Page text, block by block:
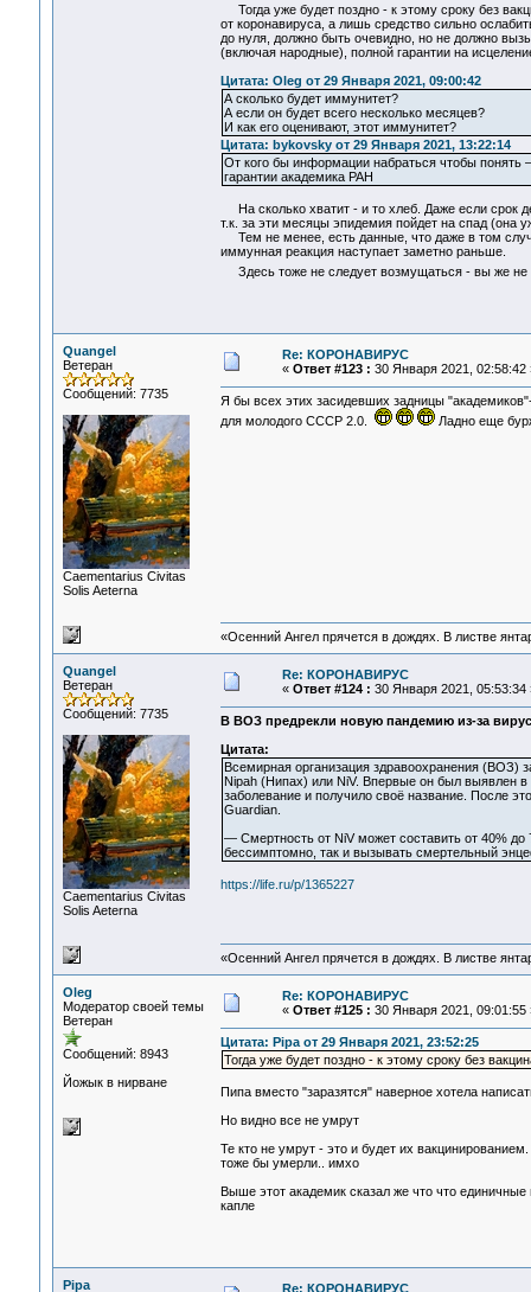
Тогда уже будет поздно - к этому сроку без
от коронавируса, а лишь средство сильно
до нуля, должно быть очевидно, но не должно
(включая народные), полной гарантии на
Цитата: Oleg от 29 Января 2021, 09:00:42
А сколько будет иммунитет?
А если он будет всего несколько месяцев?
И как его оценивают, этот иммунитет?
Цитата: bykovsky от 29 Января 2021, 13:22:14
От кого бы информации набраться чтобы понять
гарантии академика РАН
На сколько хватит - и то хлеб. Даже если срок
т.к. за эти месяцы эпидемия пойдет на спад (она
Тем не менее, есть данные, что даже в том
иммунная реакция наступает заметно раньше.
Здесь тоже не следует возмущаться - вы же не
Quangel
Ветеран
Сообщений: 7735
Сaementarius Civitas
Solis Aeterna
Re: КОРОНАВИРУС
« Ответ #123 : 30 Января 2021, 02:58:42
Я бы всех этих засидевших задницы
для молодого СССР 2.0.
Ладно еще
«Осенний Ангел прячется в дождях. В листве
Quangel
Ветеран
Сообщений: 7735
Сaementarius Civitas
Solis Aeterna
Re: КОРОНАВИРУС
« Ответ #124 : 30 Января 2021, 05:53:34
В ВОЗ предрекли новую пандемию из-за
Цитата:
Всемирная организация здравоохранения (ВОЗ)
Nipah (Нипах) или NiV. Впервые он был выявлен
заболевание и получило своё название. После
Guardian.
— Смертность от NiV может составить от 40% до
бессимптомно, так и вызывать смертельный
https://life.ru/p/1365227
«Осенний Ангел прячется в дождях. В листве
Oleg
Модератор своей темы
Ветеран
Сообщений: 8943
Йожык в нирване
Re: КОРОНАВИРУС
« Ответ #125 : 30 Января 2021, 09:01:55
Цитата: Pipa от 29 Января 2021, 23:52:25
Тогда уже будет поздно - к этому сроку без
Пипа вместо "заразятся" наверное хотела
Но видно все не умрут
Те кто не умрут - это и будет их
тоже бы умерли.. имхо
Выше этот академик сказал же что что
капле
Pipa Re: КОРОНАВИРУС